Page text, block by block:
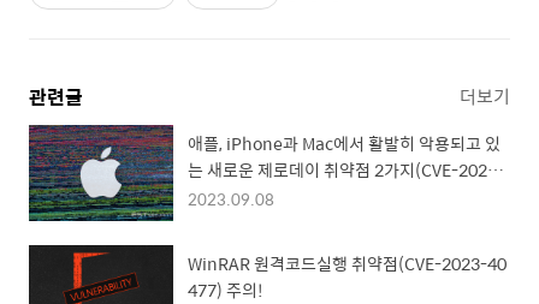
관련글 더보기
애플, iPhone과 Mac에서 활발히 악용되고 있
는 새로운 제로데이 취약점 2가지(CVE-2023-
41064,CVE-2023-41061) 패치!
2023.09.08
WinRAR 원격코드실행 취약점(CVE-2023-40
477) 주의!